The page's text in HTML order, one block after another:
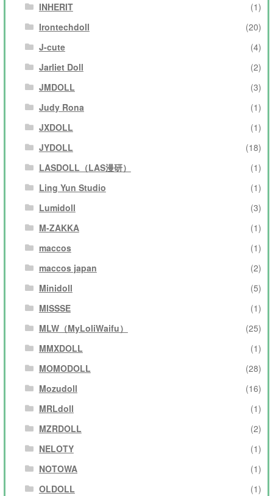
INHERIT
(1)
Irontechdoll
(20)
J-cute
(4)
Jarliet Doll
(2)
JMDOLL
(3)
Judy Rona
(1)
JXDOLL
(1)
JYDOLL
(18)
LASDOLL（LAS漫研）
(1)
Ling Yun Studio
(1)
Lumidoll
(3)
M-ZAKKA
(1)
maccos
(1)
maccos japan
(2)
Minidoll
(5)
MISSSE
(1)
MLW（MyLoliWaifu）
(25)
MMXDOLL
(1)
MOMODOLL
(28)
Mozudoll
(16)
MRLdoll
(1)
MZRDOLL
(2)
NELOTY
(1)
NOTOWA
(1)
OLDOLL
(1)